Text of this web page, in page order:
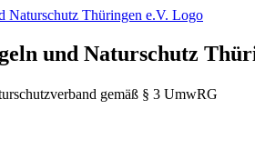
und Naturschutz
gemäß § 3 UmwRG